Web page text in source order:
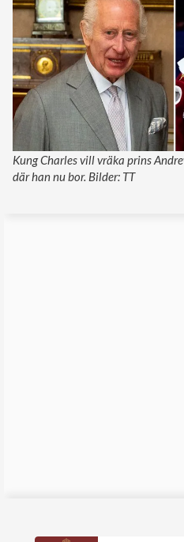
Kung Charles vill vräka prins
där han nu bor. Bilder: TT